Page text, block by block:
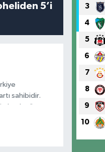
5’i
sahibidir.
olarak görev
3
4
5
6
7
8
9
10